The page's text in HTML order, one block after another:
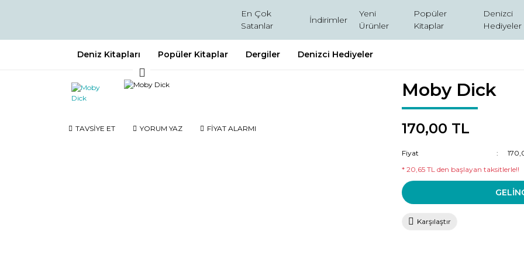
En Çok
Satanlar
İndirimler
Yeni
Ürünler
Popüler
Kitaplar
Denizci
Hediyeler
Deniz Kitapları Popüler Kitaplar Dergiler Denizci Hediyeler
TAVSİYE ET YORUM YAZ FİYAT ALARMI
Moby Dick
170,00 TL
Fiyat
* 20,65 TL den başlayan taksitlerle!!
Karşılaştır